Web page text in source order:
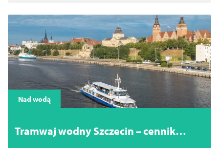
Nad wodą
Tramwaj wodny Szczecin – cennik